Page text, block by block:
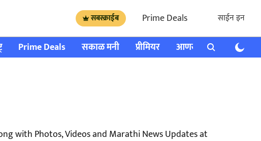
सबस्क्राईब Prime Deals साईन इन
Prime Deals सकाळ मनी प्रीमियर आणखी राशी भविष्य
with Photos, Videos and Marathi News Updates at